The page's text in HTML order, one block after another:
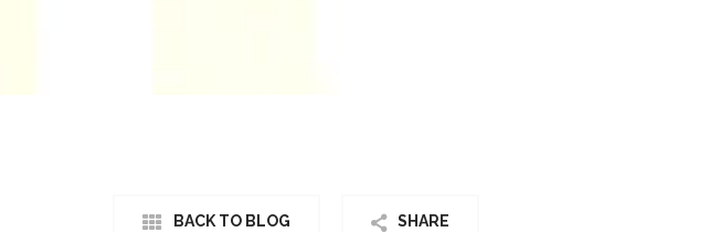
BACK TO BLOG SHARE